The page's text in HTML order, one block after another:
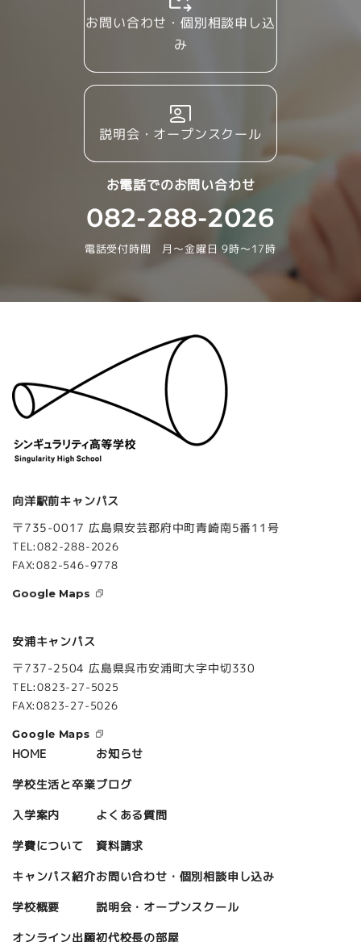
お問い合わせ・個別相談申し込
み
説明会・オープンスクール
お電話でのお問い合わせ
082-288-2026
電話受付時間 月～金曜日 9時～17時
向洋駅前キャンパス
〒735-0017 広島県安芸郡府中町青崎南5番11号
TEL:082-288-2026
FAX:082-546-9778
Google Maps
安浦キャンパス
〒737-2504 広島県呉市安浦町大字中切330
TEL:0823-27-5025
FAX:0823-27-5026
Google Maps
HOME
学校生活と卒業
入学案内
学費について
キャンパス紹介
学校概要
オンライン出願
お知らせ
ブログ
よくある質問
資料請求
お問い合わせ・個別相談申し込み
説明会・オープンスクール
初代校長の部屋